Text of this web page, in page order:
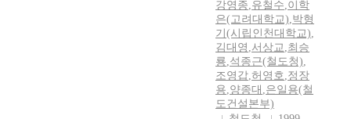
강영종,유철수,이학
은(고려대학교),박형
기(시립인천대학교),
김대영 ,서상교,최승
룡,석종근(철도청),
조영갑,허영호,정장
용,양종대 ,은일용(철
도건설본부)